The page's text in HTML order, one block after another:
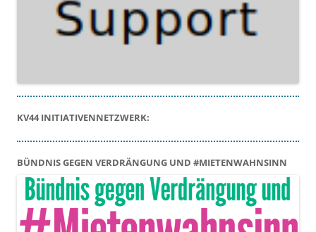
KV44 INITIATIVENNETZWERK:
BÜNDNIS GEGEN VERDRÄNGUNG UND #MIETENWAHNSINN